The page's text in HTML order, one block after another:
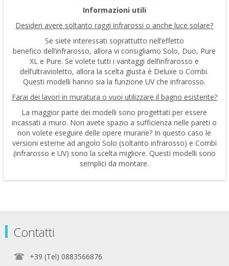
Informazioni utili
Desideri avere soltanto raggi infrarossi o anche luce solare?
Se siete interessati soprattutto nell’effetto
benefico dell’infrarosso, allora vi consigliamo Solo, Duo, Pure
XL e Pure. Se volete tutti i vantaggi dell’infrarosso e
dell’ultravioletto, allora la scelta giusta è Deluxe o Combi.
Questi modelli hanno sia la funzione UV che infrarosso.
Farai dei lavori in muratura o vuoi utilizzare il bagno esistente?
La maggior parte dei modelli sono progettati per essere
incassati a muro. Non avete spazio a sufficienza nelle pareti o
non volete eseguire delle opere murarie? In questo caso le
versioni esterne ad angolo Solo (soltanto infrarosso) e Combi
(infrarosso e UV) sono la scelta migliore. Questi modelli sono
semplici da montare.
Contatti
+39 (Tel) 0883566876